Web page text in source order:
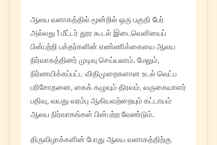
ஆலய வளாகத்தில் மூன்றில் ஒரு பகுதி பேர்
அல்லது 1 மீட்டர் தூர கூடல் இடைவெளியைப்
பின்பற்றி பக்தர்களின் எண்ணிக்கையை ஆலய
நிர்வாகத்தினர் முடிவு செய்யலாம். மேலும்,
நிர்ணயிக்கப்பட்ட விதிமுறைகளான உடல் வெட்ப
பரிசோதனை, கைக் கழுவும் திரவம், வருகையாளர்
பதிவு, வயது வரம்பு ஆகியவற்றையும் கட்டாயம்
ஆலய நிர்வாகங்கள் பின்பற்ற வேண்டும்.
திருவிழாக்களின் போது ஆலய வளாகத்திற்கு